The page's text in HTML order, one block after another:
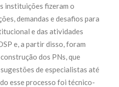
instituições fizeram o
demandas e desafios para
e das atividades
e, a partir disso, foram
dos PNs, que
de especialistas até
esse processo foi técnico-